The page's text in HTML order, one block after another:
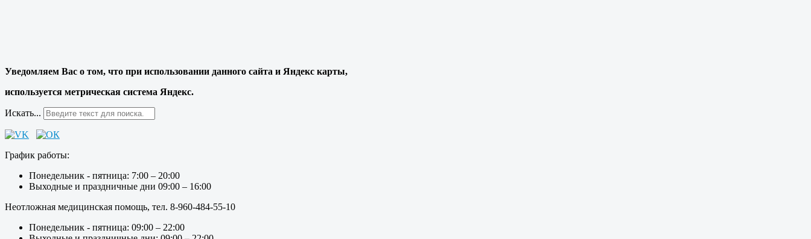
Уведомляем Вас о том, что при использовании данного сайта и Яндекс карты,
используется метрическая система Яндекс.
Искать...
График работы:
Понедельник - пятница: 7:00 – 20:00
Выходные и праздничные дни 09:00 – 16:00
Неотложная медицинская помощь, тел. 8-960-484-55-10
Понедельник - пятница: 09:00 – 22:00